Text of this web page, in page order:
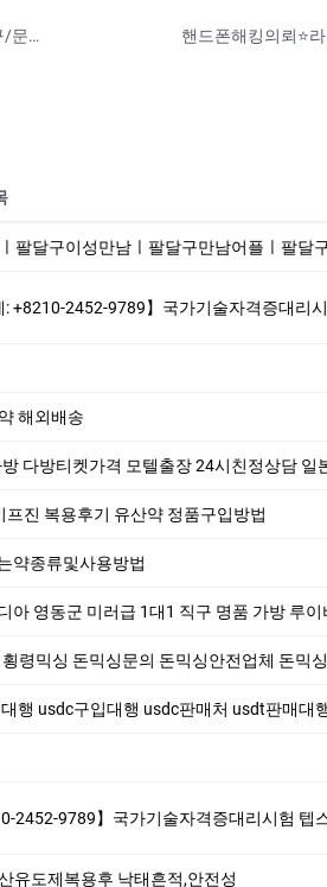
배우자카톡몰래보기⭐카톡ID:help010⭐핸드폰도청.감청.카톡내역복구/문자내용/통화도청/위치추적등등 제작해드립니다.
달구만남어플ㅣ팔달구부킹만남ㅣ팔달구주중년채팅ㅣ
토익대리시험 ✅본 업체는 1:1채팅으로만 상담해드립니다 오픈채팅$텔레채널/그룹 상
해외배송
다방티켓가격 모텔출장 24시친정상담 일
진 복용후기 유산약 정품구입방법
약종류및사용방법
급 1대1 직구 명품 가방 루이비통여자지갑 명품카드
싱문의 돈믹싱안전업체 돈믹싱해드립니다 코인믹
대행 usdc판매처 usdt판매대행 테더현금화 비트
리시험 ✅본 업체는 1:1채팅으로만 상담해드립니다 오픈채팅$텔레채널/그룹 상담한
유도제복용후 낙태흔적,안전성